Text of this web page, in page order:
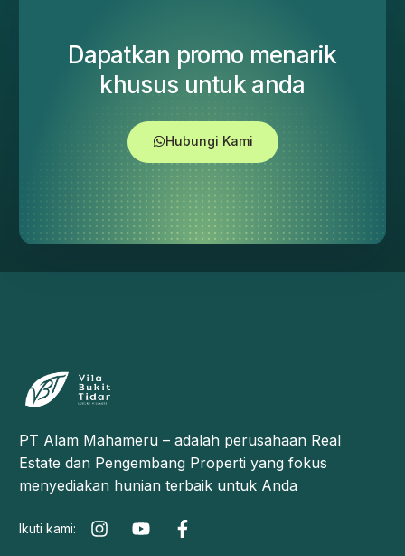
Dapatkan promo menarik
khusus untuk anda
Hubungi Kami
PT Alam Mahameru – adalah perusahaan Real
Estate dan Pengembang Properti yang fokus
menyediakan hunian terbaik untuk Anda
Ikuti kami: